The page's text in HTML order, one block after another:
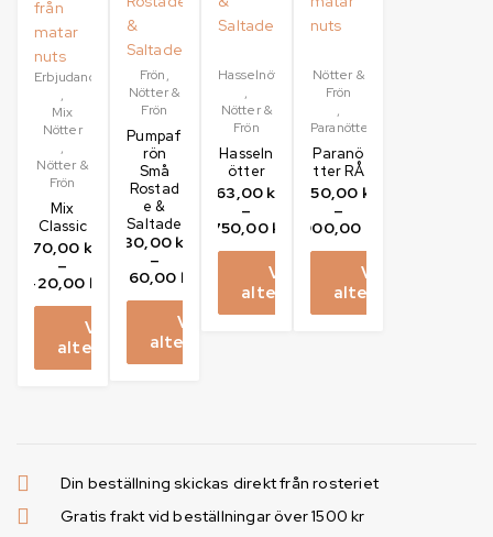
Erbjudanden
,
Mix
Nötter
,
Nötter &
Frön
Mix
Classic
70,00 kr
–
420,00 kr
Välj
alternativ
Frön,
Nötter &
Frön
Pumpaf
rön
Små
Rostad
e &
Saltade
30,00 kr
–
360,00 kr
Välj
alternativ
Hasselnötter
,
Nötter &
Frön
Hasseln
ötter
63,00 kr
–
750,00 kr
Välj
alternativ
Nötter &
Frön
,
Paranötter
Paranö
tter RÅ
150,00 kr
–
900,00
Välj
alternativ
Din beställning skickas direkt från rosteriet
Gratis frakt vid beställningar över 1500 kr